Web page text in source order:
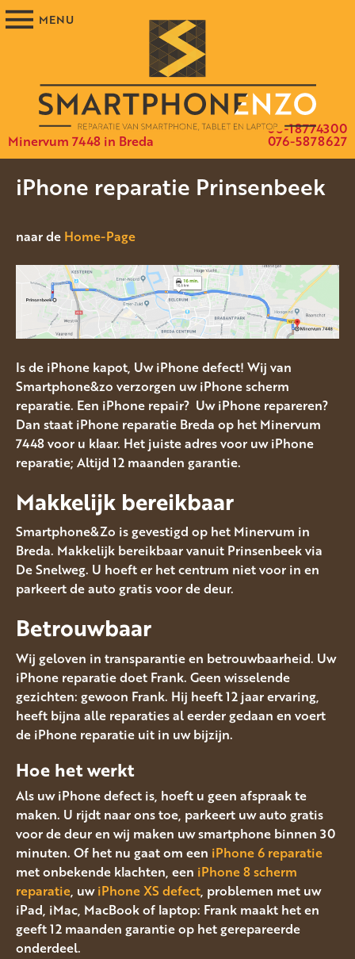
Minervum 7448 in Breda 076-5878627
06-18774300
iPhone reparatie Prinsenbeek
naar de Home-Page
Is de iPhone kapot, Uw iPhone defect! Wij van
Smartphone&zo verzorgen uw iPhone scherm
reparatie. Een iPhone repair? Uw iPhone repareren?
Dan staat iPhone reparatie Breda op het Minervum
7448 voor u klaar. Het juiste adres voor uw iPhone
reparatie; Altijd 12 maanden garantie.
Makkelijk bereikbaar
Smartphone&Zo is gevestigd op het Minervum in
Breda. Makkelijk bereikbaar vanuit Prinsenbeek via
De Snelweg. U hoeft er het centrum niet voor in en
parkeert de auto gratis voor de deur.
Betrouwbaar
Wij geloven in transparantie en betrouwbaarheid. Uw
iPhone reparatie doet Frank. Geen wisselende
gezichten: gewoon Frank. Hij heeft 12 jaar ervaring,
heeft bijna alle reparaties al eerder gedaan en voert
de iPhone reparatie uit in uw bijzijn.
Hoe het werkt
Als uw iPhone defect is, hoeft u geen afspraak te
maken. U rijdt naar ons toe, parkeert uw auto gratis
voor de deur en wij maken uw smartphone binnen 30
minuten. Of het nu gaat om een iPhone 6 reparatie
met onbekende klachten, een iPhone 8 scherm
reparatie, uwiPhone XS defect, problemen met uw
iPad, iMac, MacBook of laptop: Frank maakt het en
geeft 12 maanden garantie op het gerepareerde
onderdeel.